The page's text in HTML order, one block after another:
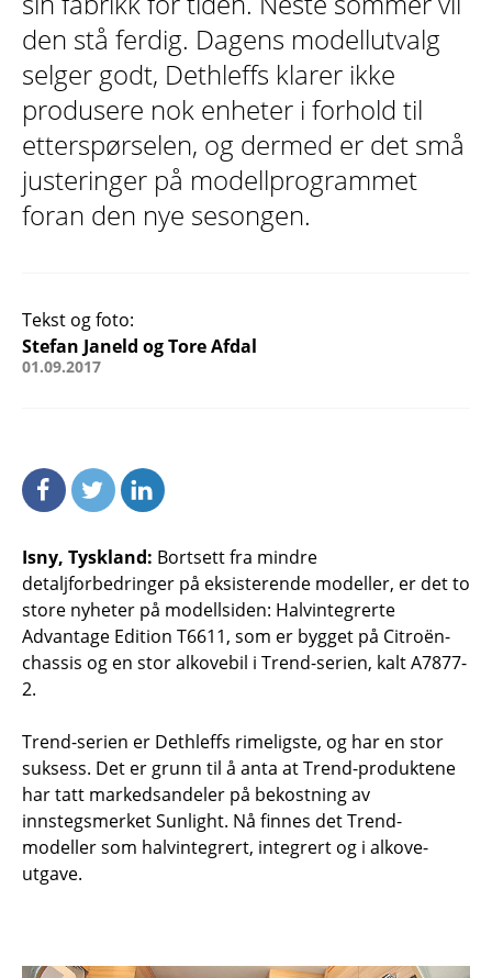
den stå ferdig. Dagens modellutvalg
selger godt, Dethleffs klarer ikke
produsere nok enheter i forhold til
etterspørselen, og dermed er det små
justeringer på modellprogrammet
foran den nye sesongen.
Tekst og foto:
Stefan Janeld og Tore Afdal
01.09.2017
Isny, Tyskland: Bortsett fra mindre
detaljforbedringer på eksisterende modeller, er det to
store nyheter på modellsiden: Halvintegrerte
Advantage Edition T6611, som er bygget på Citroën-
chassis og en stor alkovebil i Trend-serien, kalt A7877-
2.
Trend-serien er Dethleffs rimeligste, og har en stor
suksess. Det er grunn til å anta at Trend-produktene
har tatt markedsandeler på bekostning av
innstegsmerket Sunlight. Nå finnes det Trend-
modeller som halvintegrert, integrert og i alkove-
utgave.